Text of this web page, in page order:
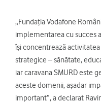
„Fundația Vodafone
implementarea cu succes
își concentrează
strategice – sănătate,
iar caravana SMURD este
aceste domenii, așadar
important”, a declarat